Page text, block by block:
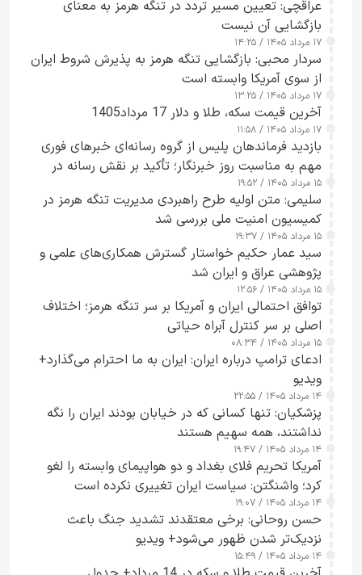
عراقچی: تعیین مسیر تردد در تنگه هرمز به معنای
بازگشایی آن نیست
۱۷ مرداد ۱۴۰۵ / ۱۴:۲۵
سردار محبی: بازگشایی تنگه هرمز به پذیرش شروط ایران
از سوی آمریکا وابسته است
۱۷ مرداد ۱۴۰۵ / ۱۳:۲۵
آخرین قیمت سکه، طلا و دلار 17 مرداد1405
۱۷ مرداد ۱۴۰۵ / ۱۱:۵۸
بازدید فرماندهان پلیس از گروه رسانه‌ای خبرهای فوری
مهم به مناسبت روز خبرنگار؛ تأکید بر نقش رسانه در
تقویت امنیت و اعتماد عمومی
۱۵ مرداد ۱۴۰۵ / ۱۹:۵۲
سلیمی: متن اولیه طرح راهبردی مدیریت تنگه هرمز در
کمیسیون امنیت ملی بررسی شد
۱۵ مرداد ۱۴۰۵ / ۱۹:۳۷
سید عمار حکیم خواستار گسترش همکاری‌های علمی و
پژوهشی عراق و ایران شد
۱۵ مرداد ۱۴۰۵ / ۱۲:۵۶
توافق احتمالی ایران و آمریکا بر سر تنگه هرمز؛ اختلاف
اصلی بر سر کنترل آبراه حیاتی
۱۵ مرداد ۱۴۰۵ / ۰۸:۳۴
ادعای ترامپ درباره ایران: ایران به ما احترام می‌گذارد+
ویدیو
۱۴ مرداد ۱۴۰۵ / ۲۲:۵۵
پزشکیان: تنها کسانی که در خیابان بودند ایران را نگه
نداشتند، همه سهیم هستند
۱۴ مرداد ۱۴۰۵ / ۱۹:۴۷
آمریکا تحریم فلای بغداد و دو هواپیمای وابسته را لغو
کرد؛ واشنگتن: سیاست ایران تغییری نکرده است
۱۴ مرداد ۱۴۰۵ / ۱۹:۰۷
حسن روحانی: برخی معتقدند تشدید جنگ باعث
نزدیک‌تر شدن ظهور می‌شود+ ویدیو
۱۴ مرداد ۱۴۰۵ / ۱۵:۴۹